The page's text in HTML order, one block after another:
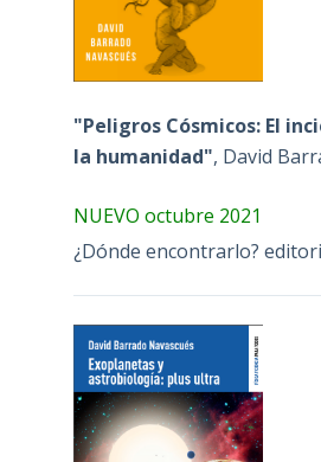
"Peligros Cósmicos: El
la humanidad", David
NUEVO octubre 2021
¿Dónde encontrarlo?